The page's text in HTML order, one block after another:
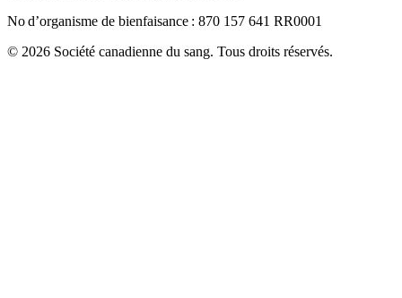
No d’organisme de bienfaisance : 870 157 641 RR0001
© 2026 Société canadienne du sang. Tous droits réservés.